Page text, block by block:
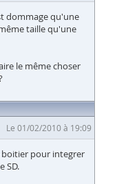
dommage qu'une
taille qu'une
le même choser
Le 01/02/2010 à 19:09
boitier pour integrer
SD.